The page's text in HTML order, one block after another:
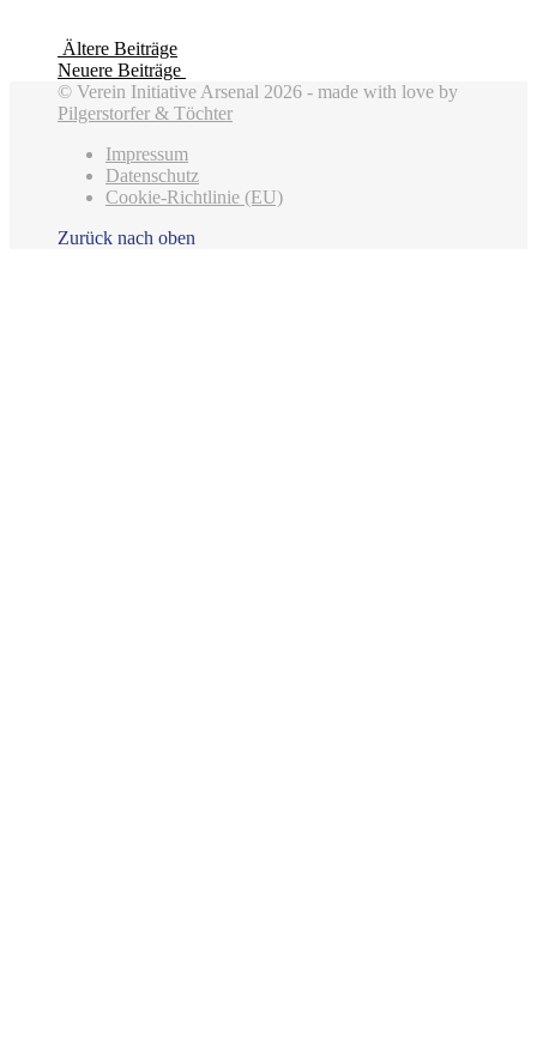
Ältere Beiträge
Neuere Beiträge
© Verein Initiative Arsenal 2026 - made with love by
Pilgerstorfer & Töchter
Impressum
Datenschutz
Cookie-Richtlinie (EU)
Zurück nach oben